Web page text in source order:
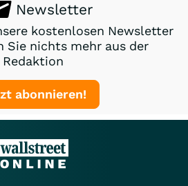
Newsletter
kostenlosen Newsletter
Sie nichts mehr aus der
Redaktion
abonnieren!